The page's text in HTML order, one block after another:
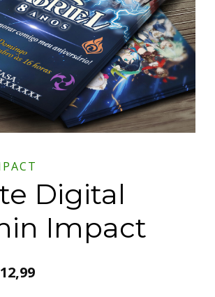
Digital
Impact
12,99